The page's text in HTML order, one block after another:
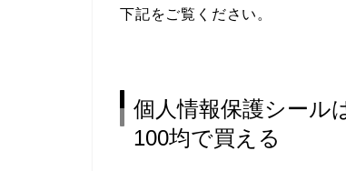
下記をご覧ください。
個人情報保護シール
100均で買える